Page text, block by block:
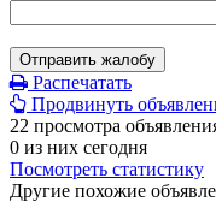
Отправить жалобу
Распечатать
Продвинуть
22 просмотра
0 из них сегодня
Посмотреть статистику
Другие похожие